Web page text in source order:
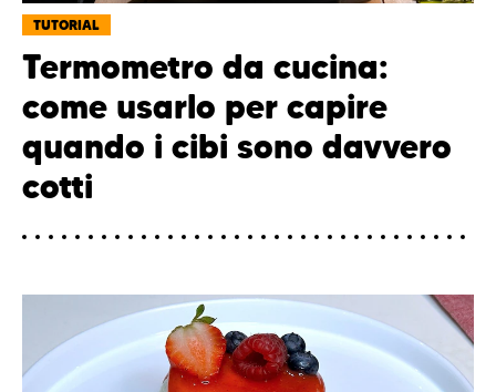
TUTORIAL
Termometro da cucina:
come usarlo per capire
quando i cibi sono davvero
cotti